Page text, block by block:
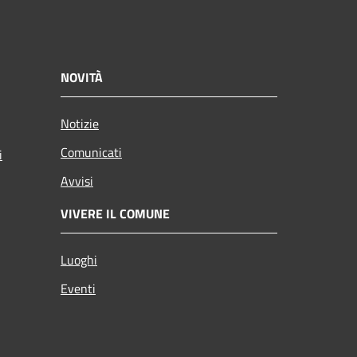
NOVITÀ
Notizie
Comunicati
Avvisi
VIVERE IL COMUNE
Luoghi
Eventi